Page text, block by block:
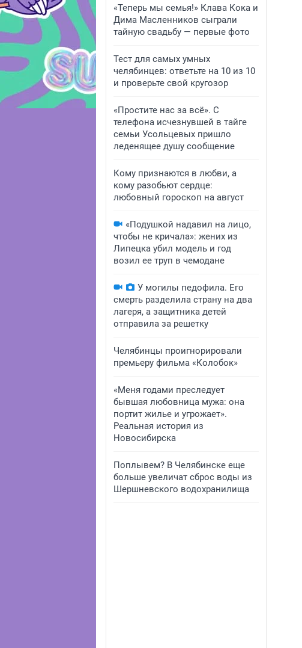
«Теперь мы семья!» Клава Кока и
Дима Масленников сыграли
тайную свадьбу — первые фото
Тест для самых умных
челябинцев: ответьте на 10 из 10
и проверьте свой кругозор
«Простите нас за всё». С
телефона исчезнувшей в тайге
семьи Усольцевых пришло
леденящее душу сообщение
Кому признаются в любви, а
кому разобьют сердце:
любовный гороскоп на август
«Подушкой надавил на лицо,
чтобы не кричала»: жених из
Липецка убил модель и год
возил ее труп в чемодане
У могилы педофила. Его
смерть разделила страну на два
лагеря, а защитника детей
отправила за решетку
Челябинцы проигнорировали
премьеру фильма «Колобок»
«Меня годами преследует
бывшая любовница мужа: она
портит жилье и угрожает».
Реальная история из
Новосибирска
Поплывем? В Челябинске еще
больше увеличат сброс воды из
Шершневского водохранилища